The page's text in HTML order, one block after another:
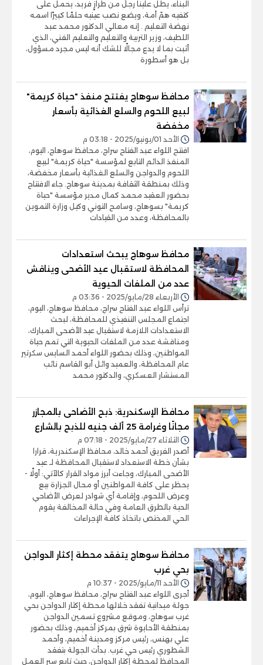
البناء، يطل علينا رجلٌ من طرازٍ فريد، يحمل على
كتفيه همّ أمة، ويضع نصب عينيه حلمًا كبيرًا اسمه
نهضة التعليم . إنه معالي الدكتور محمد عبد
اللطيف، وزير التربية والتعليم والتعليم الفني، الذي
أثبت بما لا يدع مجالًا للشك أنه ليس مجرد مسؤول،
بل هو أسطورة
محافظ سوهاج يفتتح منفذ "حياة كريمة"
لبيع اللحوم والسلع الغذائية بأسعار
مخفضة
الأحد 01/يونيو/2025 - 03:18 م
افتتح اللواء عبد الفتاح سراج، محافظ سوهاج، اليوم،
المنفذ الدائم التابع لمؤسسة "حياة كريمة" لبيع
اللحوم والدواجن والسلع الغذائية بأسعار مخفضة،
وذلك بمنطقة الثقافة بمدينة سوهاج. جاء الافتتاح
بحضور العقيد محمد كمال مدير مؤسسة "حياة
كريمة" بسوهاج، وسامح التوني وكيل وزارة التموين
بالمحافظة، وعدد من القيادات
محافظ سوهاج يبحث استعدادات
المحافظة لاستقبال عيد الأضحى ويناقش
عدد من الملفات الحيوية
الأربعاء 28/مايو/2025 - 03:36 م
ترأس اللواء عبد الفتاح سراج، محافظ سوهاج، اليوم،
اجتماع المجلس التنفيذي للمحافظة، لبحث
الاستعدادات اللازمة لاستقبال عيد الأضحى المبارك،
ومناقشة عدد من الملفات الحيوية التي تمم حياة
المواطنين، وذلك بحضور اللواء أحمد السايس سكرتير
عام المحافظة، والعميد وائل أبو القاسم نائب
المستشار العسكري، والدكتور محمد
محافظ الإسكندرية: ذبح الأضاحى بالمجازر
مجانًا وغرامة 25 ألف جنيه للذبح بالشارع
الثلاثاء 27/مايو/2025 - 07:18 م
أصدر الفريق أحمد خالد، محافظ الإسكندرية، قرارا
بشأن خطة الاستعداد لاستقبال المحافظة لـ عيد
الأضحى المبارك، وجاءت أبرز مواد القرار كالآتي: أولًا -
يحظر على كافة المواطنين أو محال الجزارة بيع
وعرض اللحوم، وإقامة أي شوادر لعرض الأضاحي
الحية بالطرق العامة وفي حالة المخالفة يقوم
الحي المختص باتخاذ كافة الإجراءات
محافظ سوهاج يتفقد محطة إكثار الدواجن
بحي غرب
الأحد 11/مايو/2025 - 10:37 م
أجرى اللواء عبد الفتاح سراج، محافظ سوهاج، اليوم،
جولة ميدانية تفقد خلالها محطة إكثار الدواجن بحي
غرب سوهاج، وموقع مشروع تسمين الدواجن
بمنطقة الأحايوة شرق بمركز أخميم، وذلك بحضور
علي بهنس، رئيس مركز ومدينة أخميم، وأحمد
الشطوري رئيس حي غرب. بدأت الجولة بتفقد
المحافظ لمحطة إكثار الدواجن، حيث تابع سير العمل